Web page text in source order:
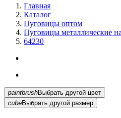
Главная
Каталог
Пуговицы оптом
Пуговицы металлические
64230
paintbrush
Выбрать другой цвет
cubeВыбрать другой размер